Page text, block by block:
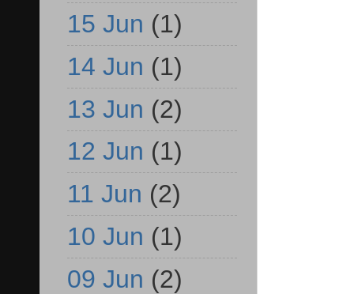
15 Jun (1)
14 Jun (1)
13 Jun (2)
12 Jun (1)
11 Jun (2)
10 Jun (1)
09 Jun (2)